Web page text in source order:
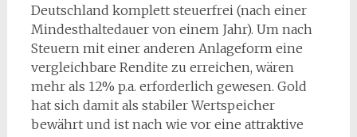
Deutschland komplett steuerfrei (nach einer
Mindesthaltedauer von einem Jahr). Um nach
Steuern mit einer anderen Anlageform eine
vergleichbare Rendite zu erreichen, wären
mehr als 12% p.a. erforderlich gewesen. Gold
hat sich damit als stabiler Wertspeicher
bewährt und ist nach wie vor eine attraktive